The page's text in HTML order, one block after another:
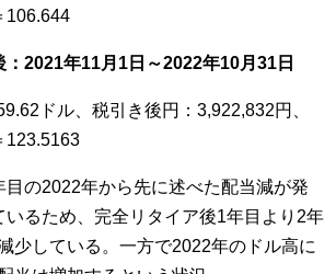
106.644
2021年11月1日～2022年10月31日
ドル、税引き後円：3,922,832円、
123.5163
目の2022年から先に述べた配当減が発
いるため、完全リタイア後1年目より2年
少している。一方で2022年のドル高に